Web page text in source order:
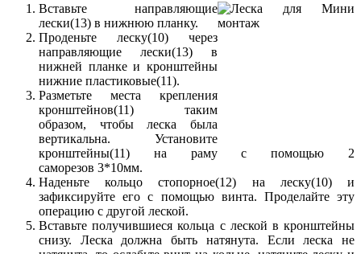
Вставьте направляющие
лески(13) в нижнюю планку.
Проденьте леску(10) через
направляющие лески(13) в
нижней планке и кронштейны
нижние пластиковые(11).
Разметьте места крепления
кронштейнов(11) таким
образом, чтобы леска была
вертикальна. Установите
кронштейны(11) на раму с помощью 2
саморезов 3*10мм.
Наденьте кольцо стопорное(12) на леску(10) и
зафиксируйте его с помощью винта. Проделайте эту
операцию с другой леской.
Вставьте получившиеся кольца с леской в кронштейны
снизу. Леска должна быть натянута. Если леска не